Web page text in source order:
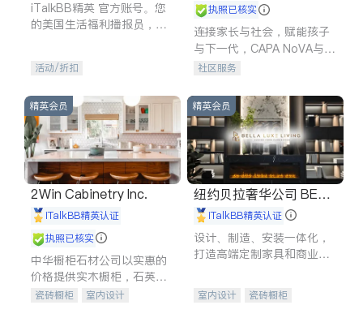
iTalkBB精英 官方账号。您
的美国生活福利播报员，精
专属福利。
活动/折扣
执照已核实
连接家长与社会，赋能孩子
与下一代，CAPA NoVA与您
携手建设包容、公平、充满
社区服务
精英会员
2Win Cabinetry Inc.
iTalkBB精英认证
执照已核实
中华橱柜石材公司以实惠的
价格提供实木橱柜，石英石
台面，多种优质不锈钢水
瓷砖橱柜
室内设计
精英会员
纽约贝拉奢华公司 BELL
A LUXE
iTalkBB精英认证
设计、制造、安装一体化，
打造高端定制家具和商业空
室内设计
瓷砖橱柜